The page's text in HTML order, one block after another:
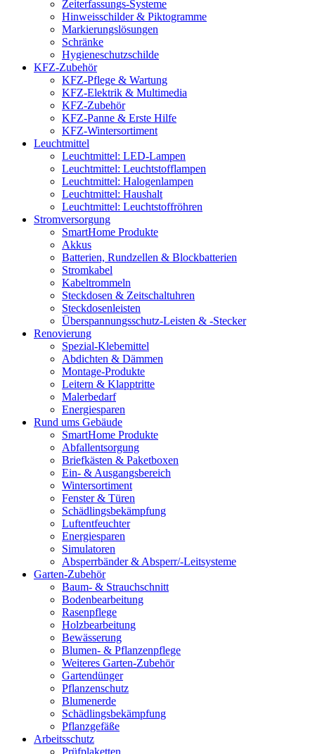
Zeiterfassungs-Systeme
Hinweisschilder & Piktogramme
Markierungslösungen
Schränke
Hygieneschutzschilde
KFZ-Zubehör
KFZ-Pflege & Wartung
KFZ-Elektrik & Multimedia
KFZ-Zubehör
KFZ-Panne & Erste Hilfe
KFZ-Wintersortiment
Leuchtmittel
Leuchtmittel: LED-Lampen
Leuchtmittel: Leuchtstofflampen
Leuchtmittel: Halogenlampen
Leuchtmittel: Haushalt
Leuchtmittel: Leuchtstoffröhren
Stromversorgung
SmartHome Produkte
Akkus
Batterien, Rundzellen & Blockbatterien
Stromkabel
Kabeltrommeln
Steckdosen & Zeitschaltuhren
Steckdosenleisten
Überspannungsschutz-Leisten & -Stecker
Renovierung
Spezial-Klebemittel
Abdichten & Dämmen
Montage-Produkte
Leitern & Klapptritte
Malerbedarf
Energiesparen
Rund ums Gebäude
SmartHome Produkte
Abfallentsorgung
Briefkästen & Paketboxen
Ein- & Ausgangsbereich
Wintersortiment
Fenster & Türen
Schädlingsbekämpfung
Luftentfeuchter
Energiesparen
Simulatoren
Absperrbänder & Absperr/-Leitsysteme
Garten-Zubehör
Baum- & Strauchschnitt
Bodenbearbeitung
Rasenpflege
Holzbearbeitung
Bewässerung
Blumen- & Pflanzenpflege
Weiteres Garten-Zubehör
Gartendünger
Pflanzenschutz
Blumenerde
Schädlingsbekämpfung
Pflanzgefäße
Arbeitsschutz
Prüfplaketten